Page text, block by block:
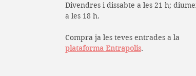
Divendres i dissabte a les 21 h;
a les 18 h.
Compra ja les teves entrades a la
plataforma Entrapolis.